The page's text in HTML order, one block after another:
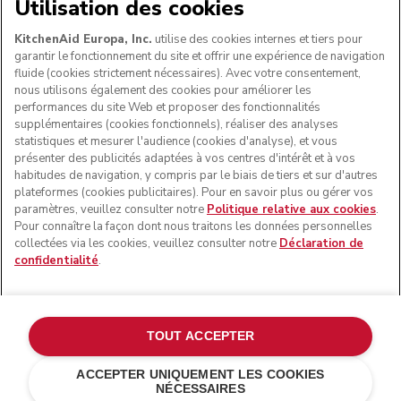
SUIVEZ-NOUS
forme du robot pâtissier multifonction sont des marques
commerciales aux États-Unis et ailleurs.
Gérer mes cookies
Politique de confidentialité
Politique en matière de cookies
Utilisation des cookies
KitchenAid Europa, Inc. utilise des cookies internes et tiers pour
garantir le fonctionnement du site et offrir une expérience de navigation
fluide (cookies strictement nécessaires). Avec votre consentement,
nous utilisons également des cookies pour améliorer les
performances du site Web et proposer des fonctionnalités
supplémentaires (cookies fonctionnels), réaliser des analyses
statistiques et mesurer l'audience (cookies d'analyse), et vous
présenter des publicités adaptées à vos centres d'intérêt et à vos
habitudes de navigation, y compris par le biais de tiers et sur d'autres
plateformes (cookies publicitaires). Pour en savoir plus ou gérer vos
paramètres, veuillez consulter notre Politique relative aux cookies.
Pour connaître la façon dont nous traitons les données personnelles
collectées via les cookies, veuillez consulter notre Déclaration de
confidentialité.
ACCEPTER UNIQUEMENT LES COOKIES
NÉCESSAIRES
TOUT ACCEPTER